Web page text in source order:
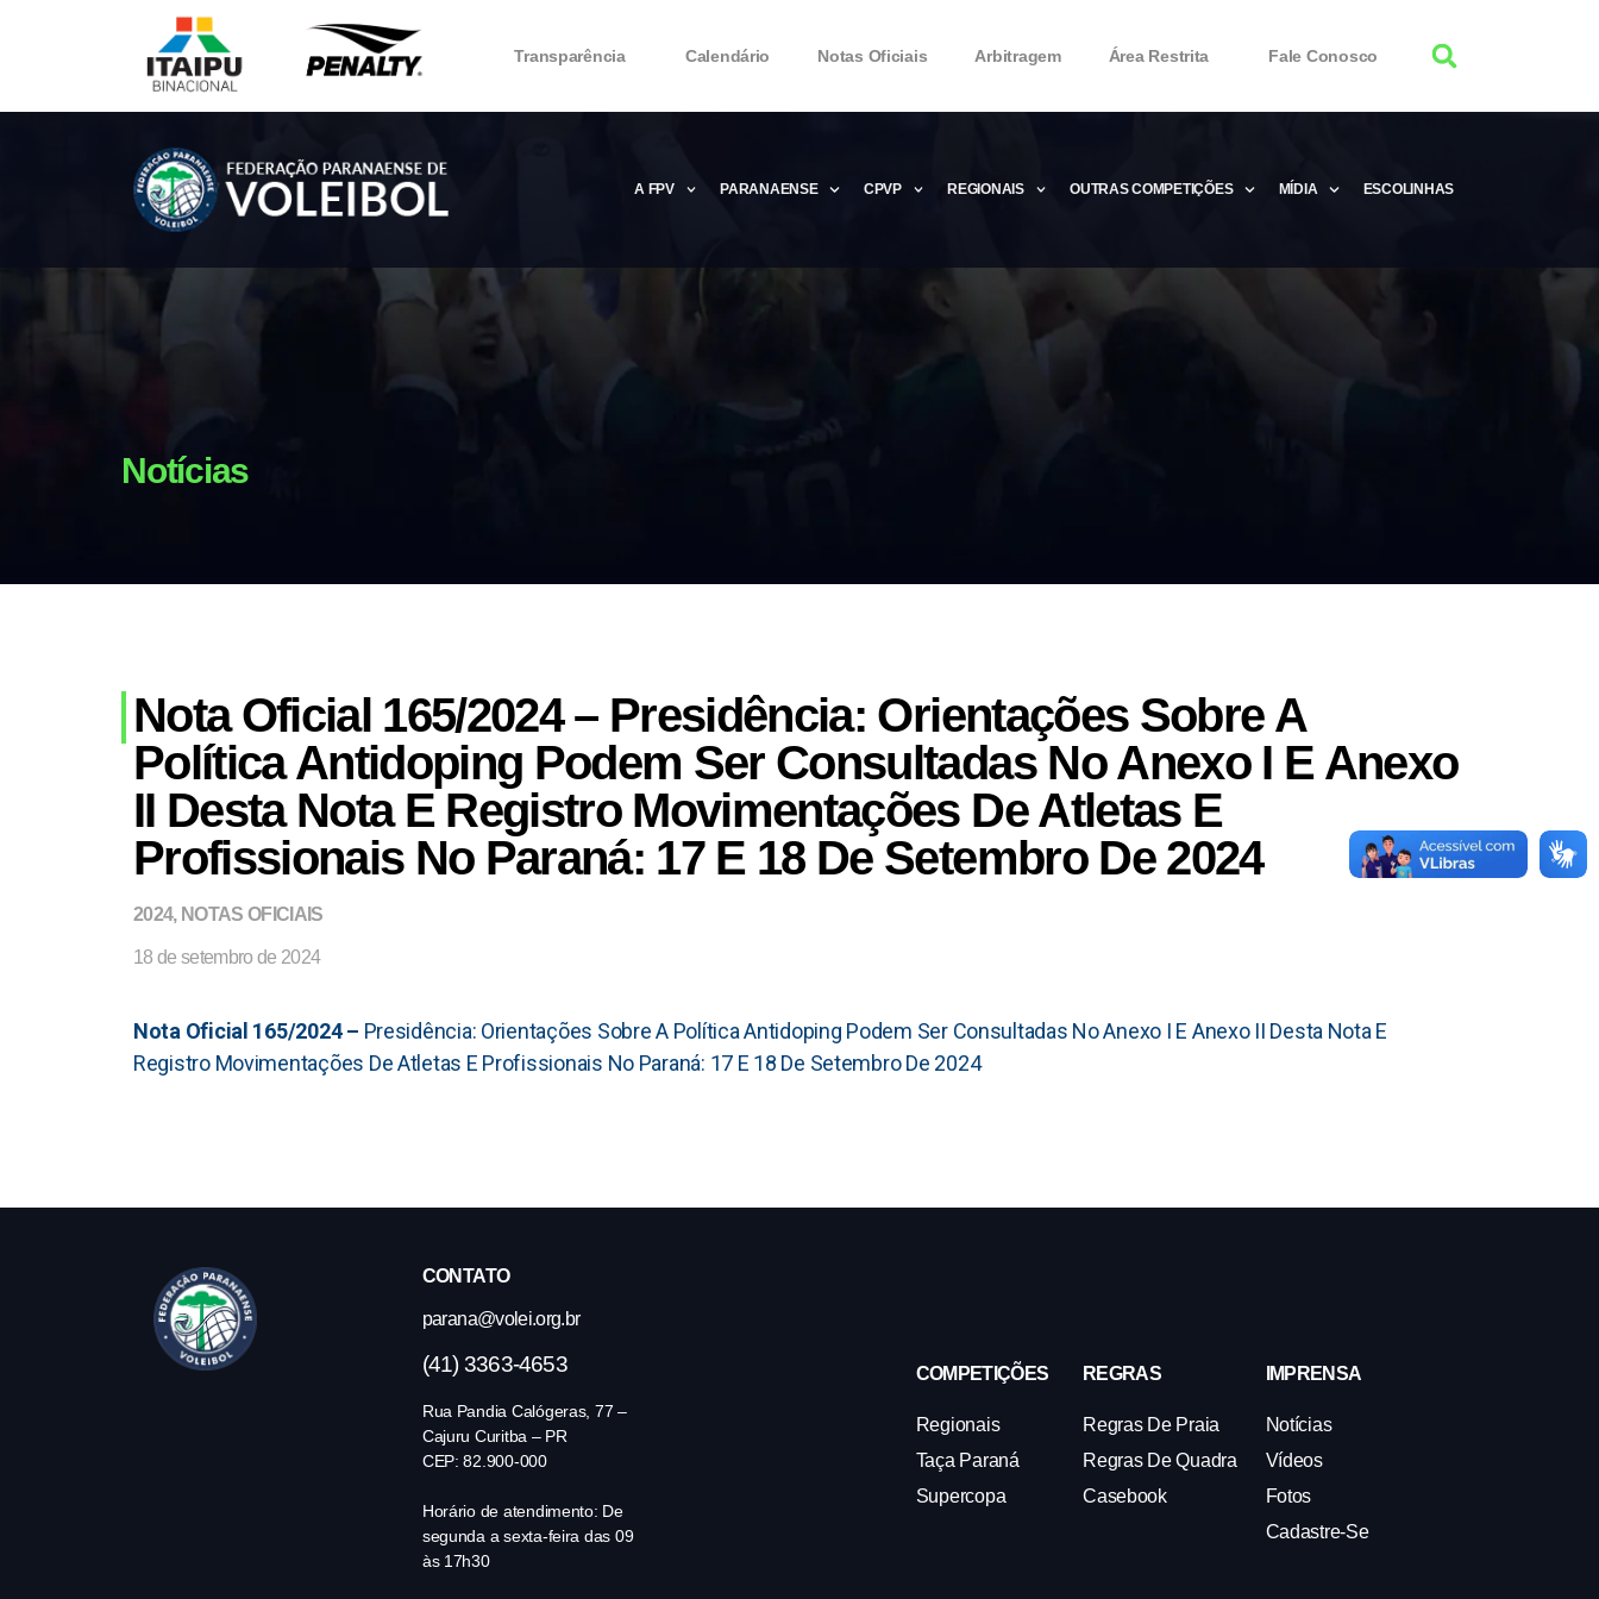
Transparência Calendário Notas Oficiais Arbitragem Área Restrita Fale Conosco
A FPV
Microsoft Office 2016 Product Key 2020 – Free Product Keys
PARANAENSE CPVP REGIONAIS OUTRAS COMPETIÇÕES MÍDIA ESCOLINHAS
Notícias
Nota Oficial 165/2024 – Presidência: Orientações Sobre A
Política Antidoping Podem Ser Consultadas No Anexo I E Anexo
II Desta Nota E Registro Movimentações De Atletas E
Profissionais No Paraná: 17 E 18 De Setembro De 2024
2024, NOTAS OFICIAIS
18 de setembro de 2024
Nota Oficial 165/2024 – Presidência: Orientações Sobre A Política Antidoping Podem Ser Consultadas No Anexo I E Anexo II Desta Nota E
Registro Movimentações De Atletas E Profissionais No Paraná: 17 E 18 De Setembro De 2024
CONTATO
parana@volei.org.br
(41) 3363-4653
Rua Pandia Calógeras, 77 –
Cajuru Curitba – PR
CEP: 82.900-000
Horário de atendimento: De
segunda a sexta-feira das 09
às 17h30
COMPETIÇÕES
Regionais
Taça Paraná
Supercopa
REGRAS
Regras De Praia
Regras De Quadra
Casebook
IMPRENSA
Notícias
Vídeos
Fotos
Cadastre-Se